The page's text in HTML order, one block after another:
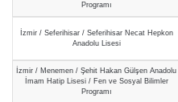
Programı
İzmir / Seferihisar / Seferihisar Necat Hepkon
Anadolu Lisesi
İzmir / Menemen / Şehit Hakan Gülşen Anadolu
İmam Hatip Lisesi / Fen ve Sosyal Bilimler
Programı